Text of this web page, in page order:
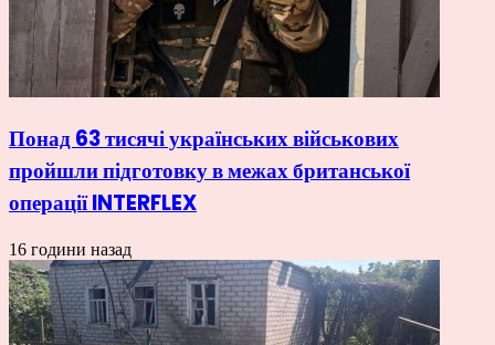
Понад 63 тисячі українських військових
пройшли підготовку в межах британської
операції INTERFLEX
16 години назад